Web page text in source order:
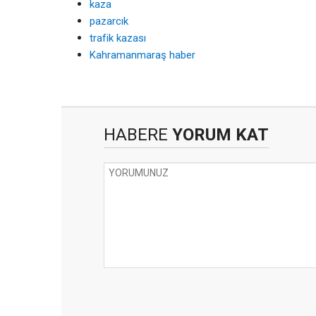
kaza
pazarcık
trafik kazası
Kahramanmaraş haber
HABERE YORUM KAT